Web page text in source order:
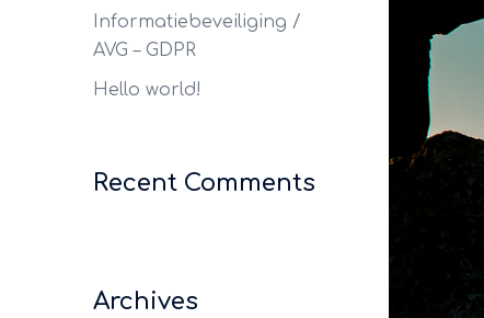
Informatiebeveiliging /
AVG – GDPR
Hello world!
Recent Comments
Archives